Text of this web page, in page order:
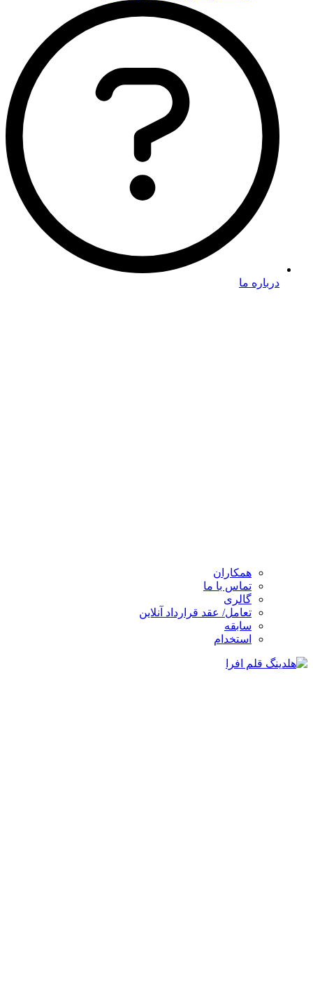
درباره ما
همکاران
تماس با ما
گالری
تعامل/ عقد قرارداد آنلاین
سابقه
استخدام